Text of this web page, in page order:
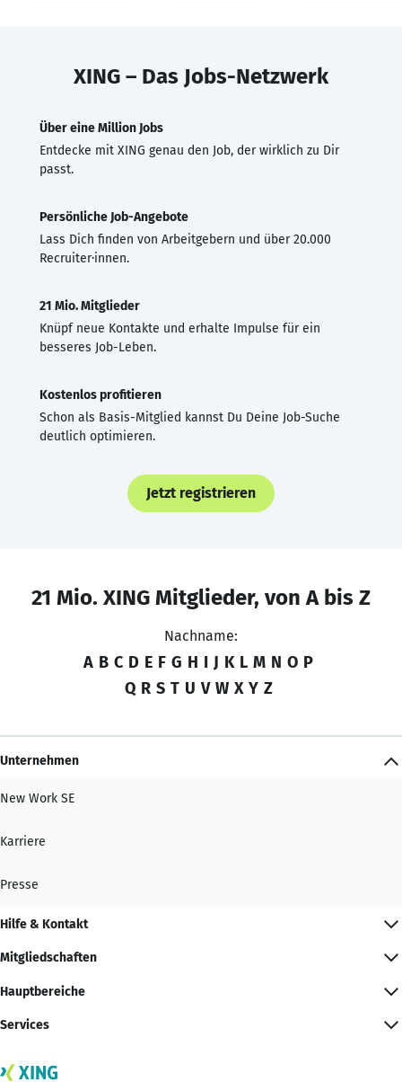
XING – Das Jobs-Netzwerk
Über eine Million Jobs
Entdecke mit XING genau den Job, der wirklich zu Dir
passt.
Persönliche Job-Angebote
Lass Dich finden von Arbeitgebern und über 20.000
Recruiter·innen.
21 Mio. Mitglieder
Knüpf neue Kontakte und erhalte Impulse für ein
besseres Job-Leben.
Kostenlos profitieren
Schon als Basis-Mitglied kannst Du Deine Job-Suche
deutlich optimieren.
Jetzt registrieren
21 Mio. XING Mitglieder, von A bis Z
Nachname:
A B C D E F G H I J K L M N O P
Q R S T U V W X Y Z
Unternehmen
New Work SE
Karriere
Presse
Hilfe & Kontakt
Mitgliedschaften
Hauptbereiche
Services